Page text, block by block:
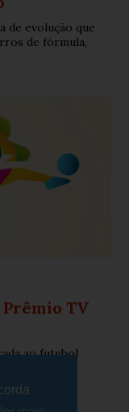
de evolução que
de fórmula,
TV
ao futebol